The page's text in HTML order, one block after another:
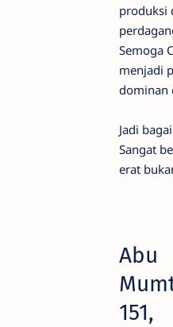
produksi
Semoga
menjadi
dominan
Jadi
Sangat
erat
Abu
151,